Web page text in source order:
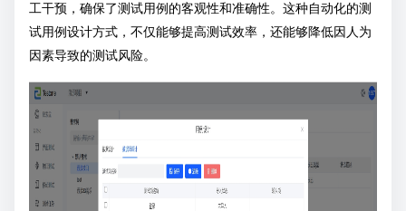
工干预，确保了测试用例的客观性和准确性。这种自动化的测
试用例设计方式，不仅能够提高测试效率，还能够降低因人为
因素导致的测试风险。